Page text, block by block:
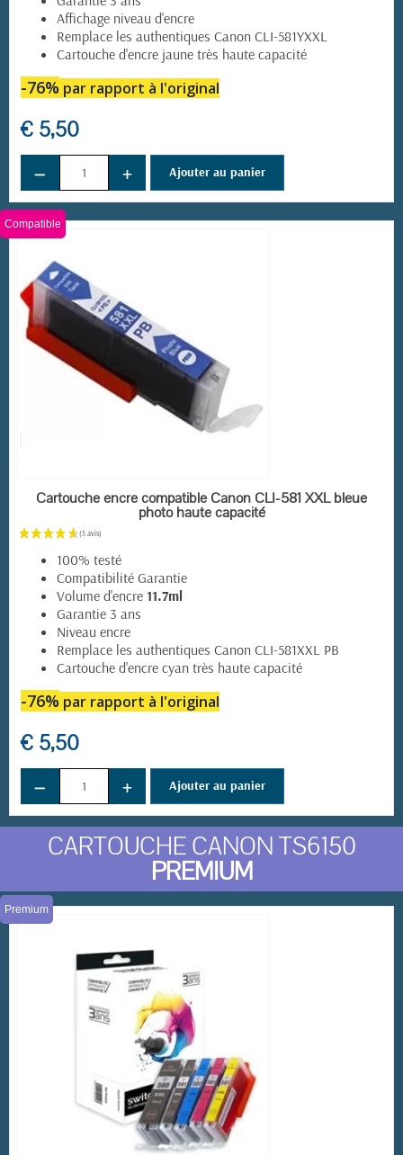
Affichage niveau d'encre
Remplace les authentiques Canon CLI-581YXXL
Cartouche d'encre jaune très haute capacité
-76% par rapport à l'original
€ 5,50
− + Ajouter au panier
EN STOCK
Compatible
Cartouche encre compatible Canon CLI-581 XXL bleue
photo haute capacité
100% testé
Compatibilité Garantie
Volume d'encre 11.7ml
Garantie 3 ans
Niveau encre
Remplace les authentiques Canon CLI-581XXL PB
Cartouche d'encre cyan très haute capacité
-76% par rapport à l'original
€ 5,50
− + Ajouter au panier
CARTOUCHE CANON TS6150
PREMIUM
Premium